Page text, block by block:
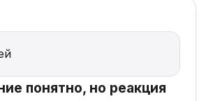
понятно, но реакция